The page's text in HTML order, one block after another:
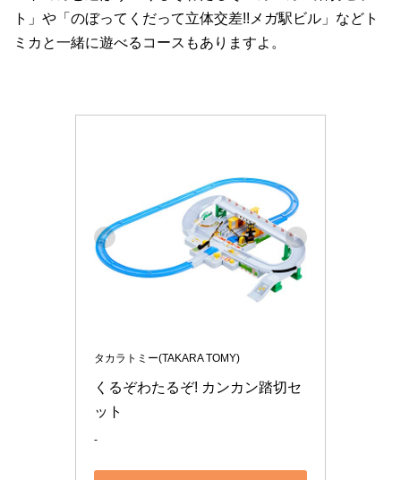
ト」や「のぼってくだって立体交差!!メガ駅ビル」などト
ミカと一緒に遊べるコースもありますよ。
タカラトミー(TAKARA TOMY)
くるぞわたるぞ! カンカン踏切セ
ット
-